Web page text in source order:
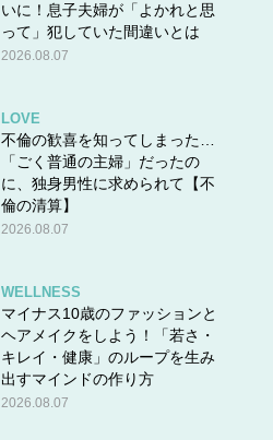
いに！息子夫婦が「よかれと思
って」犯していた間違いとは
2026.08.07
LOVE
不倫の歓喜を知ってしまった…
「ごく普通の主婦」だったの
に、独身男性に求められて【不
倫の清算】
2026.08.07
WELLNESS
マイナス10歳のファッションと
ヘアメイクをしよう！「若さ・
キレイ・健康」のループを生み
出すマインドの作り方
2026.08.07